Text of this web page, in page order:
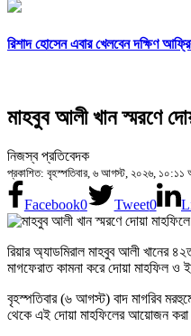
রিশাদ হোসেন এবার খেলবেন দক্ষিণ
মাহবুব আলী খান স্মরণে
নিজস্ব প্রতিবেদক
প্রকাশিত: বৃহস্পতিবার, ৬ আগস্ট, ২০২৬, ১০:১১
Facebook0 Tweet0
রিয়ার অ্যাডমিরাল মাহবুব আলী খানের
মাগফেরাত কামনা করে দোয়া মাহফিল
বৃহস্পতিবার (৬ আগস্ট) বাদ মাগরিব
থেকে এই দোয়া মাহফিলের আয়োজন